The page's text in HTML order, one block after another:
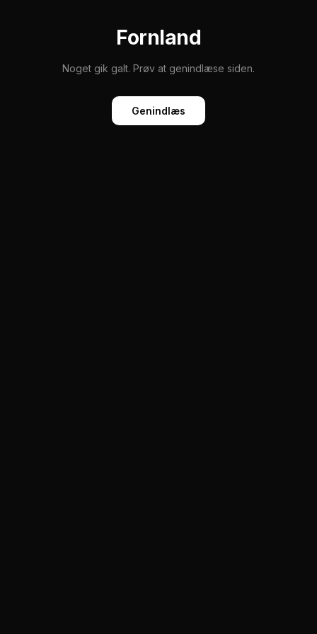
Fornland
Noget gik galt. Prøv at genindlæse siden.
Genindlæs